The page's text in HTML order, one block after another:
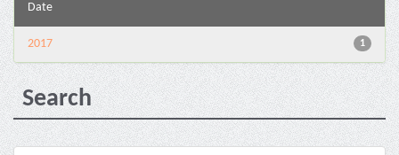
Date
1
2017
Search